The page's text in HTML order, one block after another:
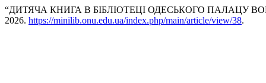
“ДИТЯЧА КНИГА В БІБЛІОТЕЦІ ОДЕСЬКОГО ПАЛАЦУ
2026. https://minilib.onu.edu.ua/index.php/main/article/view/38.